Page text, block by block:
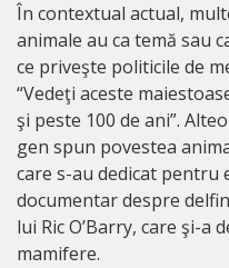
În contextual actual,
animale au ca temă sau
ce priveşte politicile de
“Vedeţi aceste
şi peste 100 de ani”.
gen spun povestea
care s-au dedicat pentru
documentar despre
lui Ric O’Barry, care şi-
mamifere.